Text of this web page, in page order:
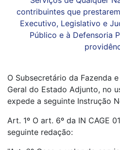
contribuintes que
Executivo, Legislativo e
Público e à Defensoria
O Subsecretário da Fazenda
Geral do Estado Adjunto, no
expede a seguinte Instrução
Art. 1º O art. 6º da IN CAGE
seguinte redação: